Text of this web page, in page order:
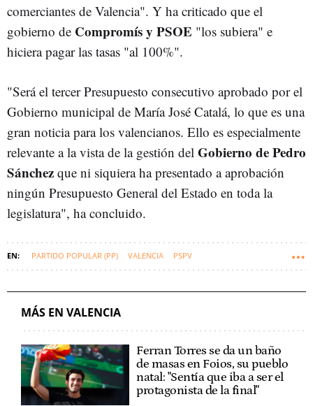
comerciantes de Valencia". Y ha criticado que el
gobierno de Compromís y PSOE "los subiera" e
hiciera pagar las tasas "al 100%".
"Será el tercer Presupuesto consecutivo aprobado por el
Gobierno municipal de María José Catalá, lo que es una
gran noticia para los valencianos. Ello es especialmente
relevante a la vista de la gestión del Gobierno de Pedro
Sánchez que ni siquiera ha presentado a aprobación
ningún Presupuesto General del Estado en toda la
legislatura", ha concluido.
PARTIDO POPULAR (PP) VALENCIA PSPV
AYUNTAMIENTO DE VALENCIA
MÁS EN VALENCIA
Ferran Torres se da un baño
de masas en Foios, su pueblo
natal: "Sentía que iba a ser el
protagonista de la final"